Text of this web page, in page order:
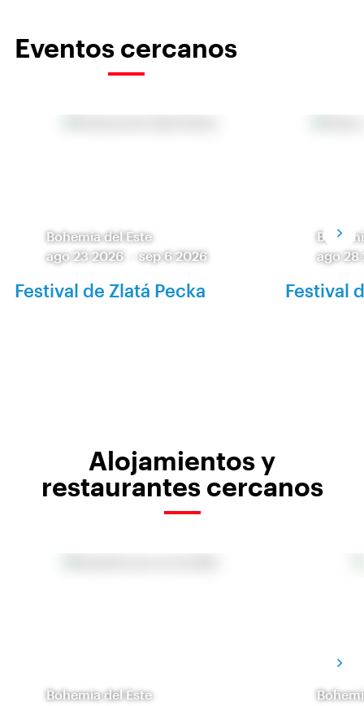
Eventos cercanos
Bohemia del Este
ago 23 2026
-sep 6 2026
Festival de Zlatá Pecka
ago 28
Festival
Alojamientos y
restaurantes cercanos
Bohemia del Este